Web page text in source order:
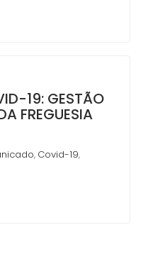
19: GESTÃO
FREGUESIA
, Covid-19,